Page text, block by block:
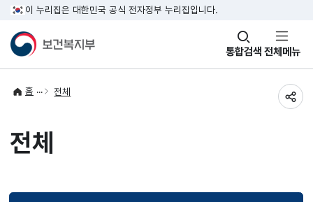
이 누리집은 대한민국 공식 전자정부 누리집입니다.
통합검색
창
열기 전체메뉴
홈 전체
전체